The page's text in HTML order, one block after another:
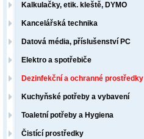
Kalkulačky, etik. kleště, DYMO
Kancelářská technika
Datová média, příslušenství PC
Elektro a spotřebiče
Dezinfekční a ochranné prostředky
Kuchyňské potřeby a vybavení
Toaletní potřeby a Hygiena
Čistící prostředky